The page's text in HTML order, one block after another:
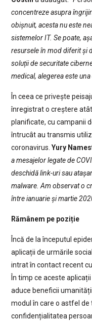
concentreze asupra
obișnuit, acesta nu este
sistemelor IT. Se poate,
resursele în mod diferit și
soluții de securitate
medical, alegerea este una
În ceea ce privește
înregistrat o creștere
planificate, cu campanii
întrucât au transmis
coronavirus. Yury
a mesajelor legate de
deschidă link-uri sau
malware. Am observat o
între ianuarie și martie
Rămânem pe poziție
Încă de la începutul
aplicații de urmările
intrat în contact recent
În timp ce aceste
aduce beneficii
modul în care o astfel
confidențialitatea